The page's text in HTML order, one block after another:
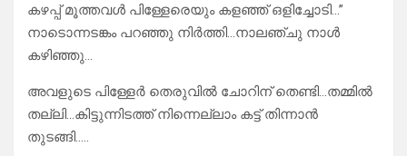
കഴപ്പ് മൂത്തവൾ പിള്ളേരെയും കളഞ്ഞ് ഒളിച്ചോടി…”
നാടൊന്നടങ്കം പറഞ്ഞു നിർത്തി…നാലഞ്ചു നാൾ
കഴിഞ്ഞു…
അവളുടെ പിള്ളേർ തെരുവിൽ ചോറിന് തെണ്ടി…തമ്മിൽ
തല്ലി…കിട്ടുന്നിടത്ത് നിന്നെല്ലാം കട്ട് തിന്നാൻ
തുടങ്ങി…..